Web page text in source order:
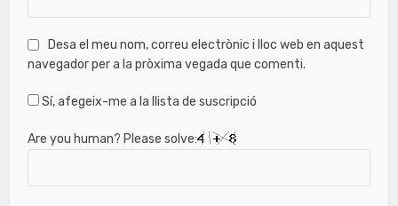
Desa el meu nom, correu electrònic i lloc web en aquest
navegador per a la pròxima vegada que comenti.
Sí, afegeix-me a la llista de suscripció
Are you human? Please solve: